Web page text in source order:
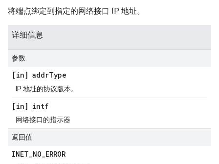
将端点绑定到指定的网络接口 IP 地址。
详细信息
参数
[in] addrType
IP 地址的协议版本。
[in] intf
网络接口的指示器
返回值
INET_NO_ERROR